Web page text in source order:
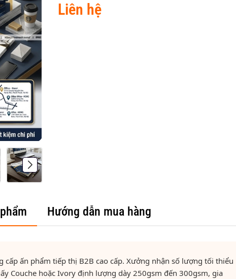
Liên hệ
Hướng dẫn mua hàng
ấn phẩm tiếp thị B2B cao cấp. Xưởng nhận số lượng tối thiểu
Couche hoặc Ivory định lượng dày 250gsm đến 300gsm, gia